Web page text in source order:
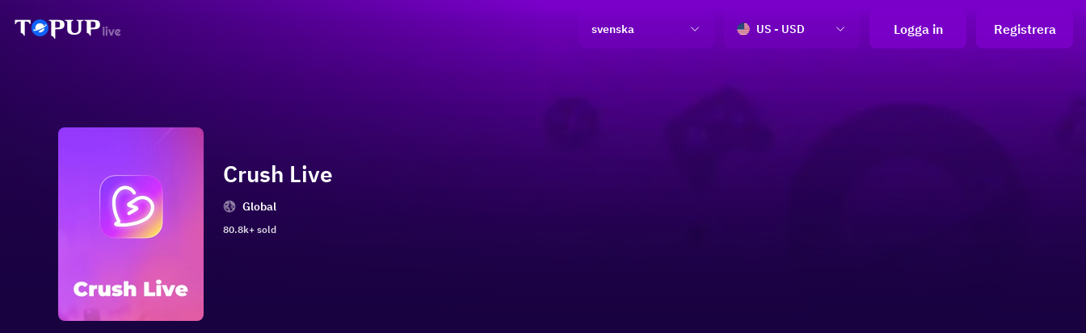
svenska US - USD Logga in Registrera
Crush Live
Global
80.8k+ sold